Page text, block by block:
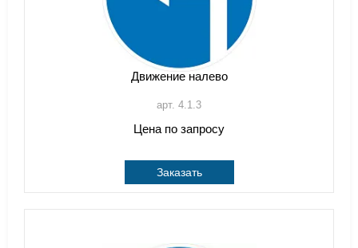
Движение налево
арт. 4.1.3
Цена по запросу
Заказать